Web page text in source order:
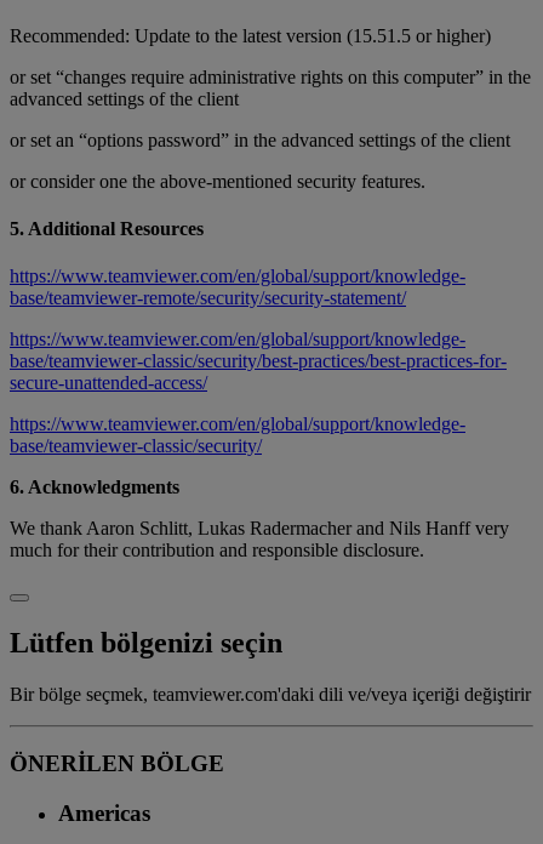
Recommended: Update to the latest version (15.51.5 or higher)
or set “changes require administrative rights on this computer” in the
advanced settings of the client
or set an “options password” in the advanced settings of the client
or consider one the above-mentioned security features.
5. Additional Resources
https://www.teamviewer.com/en/global/support/knowledge-
base/teamviewer-remote/security/security-statement/
https://www.teamviewer.com/en/global/support/knowledge-
base/teamviewer-classic/security/best-practices/best-practices-for-
secure-unattended-access/
https://www.teamviewer.com/en/global/support/knowledge-
base/teamviewer-classic/security/
6. Acknowledgments
We thank Aaron Schlitt, Lukas Radermacher and Nils Hanff very
much for their contribution and responsible disclosure.
Lütfen bölgenizi seçin
Bir bölge seçmek, teamviewer.com'daki dili ve/veya içeriği değiştirir
ÖNERİLEN BÖLGE
Americas